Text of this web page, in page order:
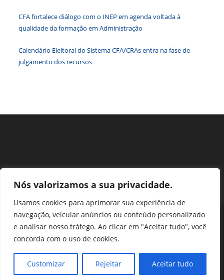
Nós valorizamos a sua privacidade.
Usamos cookies para aprimorar sua experiência de
navegação, veicular anúncios ou conteúdo personalizado
e analisar nosso tráfego. Ao clicar em "Aceitar tudo", você
concorda com o uso de cookies.
Customizar Rejeitar Aceitar tudo
CFA fortalece diálogo com o INEP em agenda voltada à
qualidade da formação em Administração
Calendário Eleitoral do Sistema CFA/CRAs entra na fase de
julgamento dos recursos
Perguntas Frequentes
Ouvidoria
Transparência e prestação de contas
Assessoria de Imprensa
Setor de Autarquias Sul 1 Bloco L Edificio CFA - Asa Sul, Brasília -
DF, 70070-932 | Telefone: (61) 3218-1800 | cfa@cfa.org.br |
Copyright - 2024 CFA | All Rights Reserved | Powered by CFA